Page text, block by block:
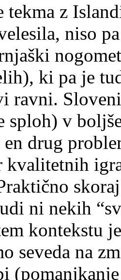
tekma z
niso
ki pa je
ravni.
sploh) v
drug
kvalitetnih
ni nekih
kontekstu
seveda na